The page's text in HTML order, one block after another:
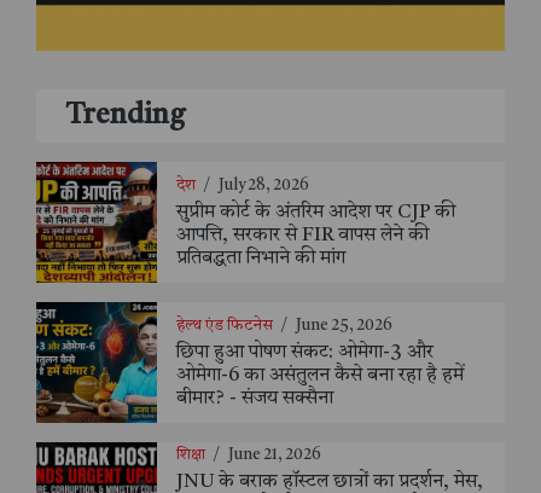
Trending
देश / July 28, 2026
सुप्रीम कोर्ट के अंतरिम आदेश पर CJP की
आपत्ति, सरकार से FIR वापस लेने की
प्रतिबद्धता निभाने की मांग
हेल्थ एंड फिटनेस / June 25, 2026
छिपा हुआ पोषण संकट: ओमेगा-3 और
ओमेगा-6 का असंतुलन कैसे बना रहा है हमें
बीमार? - संजय सक्सैना
शिक्षा / June 21, 2026
JNU के बराक हॉस्टल छात्रों का प्रदर्शन, मेस,